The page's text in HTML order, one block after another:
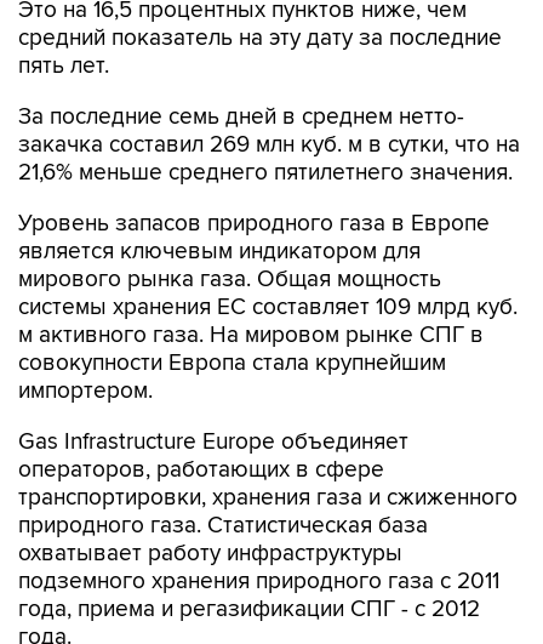
пять лет.
За последние семь дней в среднем нетто-
21,6% меньше среднего пятилетнего значения.
Уровень запасов природного газа в Европе
мирового рынка газа. Общая мощность
системы хранения ЕС составляет 109 млрд куб.
м активного газа. На мировом рынке СПГ в
совокупности Европа стала крупнейшим
импортером.
Gas Infrastructure Europe объединяет
транспортировки, хранения газа и сжиженного
природного газа. Статистическая база
охватывает работу инфраструктуры
подземного хранения природного газа с 2011
года, приема и регазификации СПГ - с 2012
года.
Новые газовые сутки в европейской газовой